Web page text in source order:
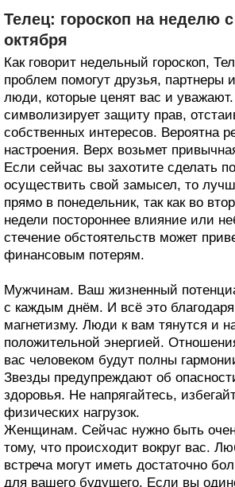
Телец: гороскоп на неделю
октября
Как говорит недельный гороскоп,
проблем помогут друзья, партнеры
люди, которые ценят вас и
символизирует защиту прав,
собственных интересов. Вероятна
настроения. Верх возьмет
Если сейчас вы захотите сделать
осуществить свой замысел, то
прямо в понедельник, так как во
недели постороннее влияние или
стечение обстоятельств может
финансовым потерям.
Мужчинам. Ваш жизненный
с каждым днём. И всё это
магнетизму. Люди к вам тянутся и
положительной энергией.
вас человеком будут полны
Звезды предупреждают об
здоровья. Не напрягайтесь,
физических нагрузок.
Женщинам. Сейчас нужно быть
тому, что происходит вокруг вас.
встреча могут иметь достаточно
для вашего будущего. Если вы